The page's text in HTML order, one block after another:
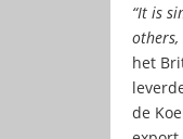
“It is
others,
het
de